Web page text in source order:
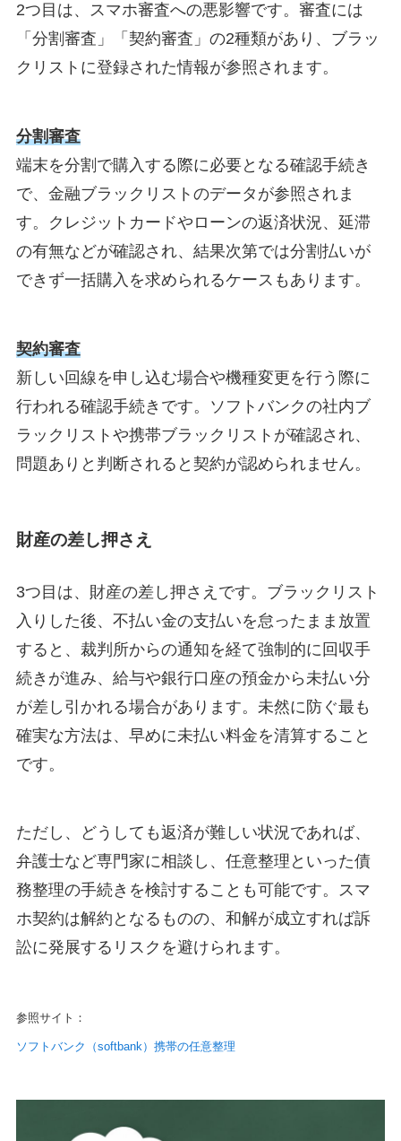
2つ目は、スマホ審査への悪影響です。審査には
「分割審査」「契約審査」の2種類があり、ブラッ
クリストに登録された情報が参照されます。
分割審査
端末を分割で購入する際に必要となる確認手続き
で、金融ブラックリストのデータが参照されま
す。クレジットカードやローンの返済状況、延滞
の有無などが確認され、結果次第では分割払いが
できず一括購入を求められるケースもあります。
契約審査
新しい回線を申し込む場合や機種変更を行う際に
行われる確認手続きです。ソフトバンクの社内ブ
ラックリストや携帯ブラックリストが確認され、
問題ありと判断されると契約が認められません。
財産の差し押さえ
3つ目は、財産の差し押さえです。ブラックリスト
入りした後、不払い金の支払いを怠ったまま放置
すると、裁判所からの通知を経て強制的に回収手
続きが進み、給与や銀行口座の預金から未払い分
が差し引かれる場合があります。未然に防ぐ最も
確実な方法は、早めに未払い料金を清算すること
です。
ただし、どうしても返済が難しい状況であれば、
弁護士など専門家に相談し、任意整理といった債
務整理の手続きを検討することも可能です。スマ
ホ契約は解約となるものの、和解が成立すれば訴
訟に発展するリスクを避けられます。
参照サイト：
ソフトバンク（softbank）携帯の任意整理